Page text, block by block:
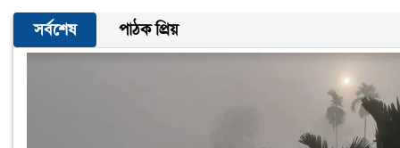
সর্বশেষ পাঠক প্রিয়